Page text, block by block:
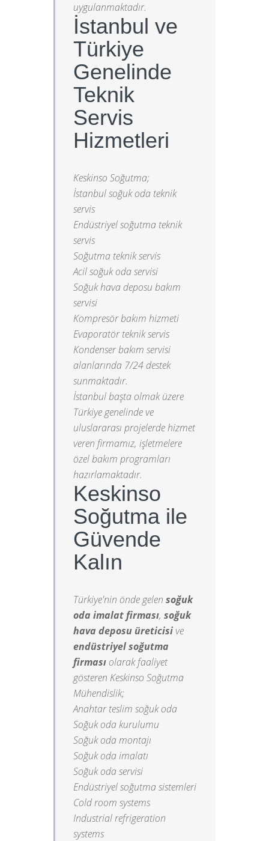
uygulanmaktadır.
İstanbul ve
Türkiye
Genelinde
Teknik
Servis
Hizmetleri
Keskinso Soğutma;
İstanbul soğuk oda teknik
servis
Endüstriyel soğutma teknik
servis
Soğutma teknik servis
Acil soğuk oda servisi
Soğuk hava deposu bakım
servisi
Kompresör bakım hizmeti
Evaporatör teknik servis
Kondenser bakım servisi
alanlarında 7/24 destek
sunmaktadır.
İstanbul başta olmak üzere
Türkiye genelinde ve
uluslararası projelerde hizmet
veren firmamız, işletmelere
özel bakım programları
hazırlamaktadır.
Keskinso
Soğutma ile
Güvende
Kalın
Türkiye'nin önde gelen soğuk
oda imalat firması, soğuk
hava deposu üreticisi ve
endüstriyel soğutma
firmasıolarak faaliyet
gösteren Keskinso Soğutma
Mühendislik;
Anahtar teslim soğuk oda
Soğuk oda kurulumu
Soğuk oda montajı
Soğuk oda imalatı
Soğuk oda servisi
Endüstriyel soğutma sistemleri
Cold room systems
Industrial refrigeration
systems